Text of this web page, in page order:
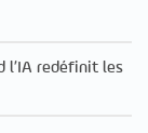
l’IA redéfinit les